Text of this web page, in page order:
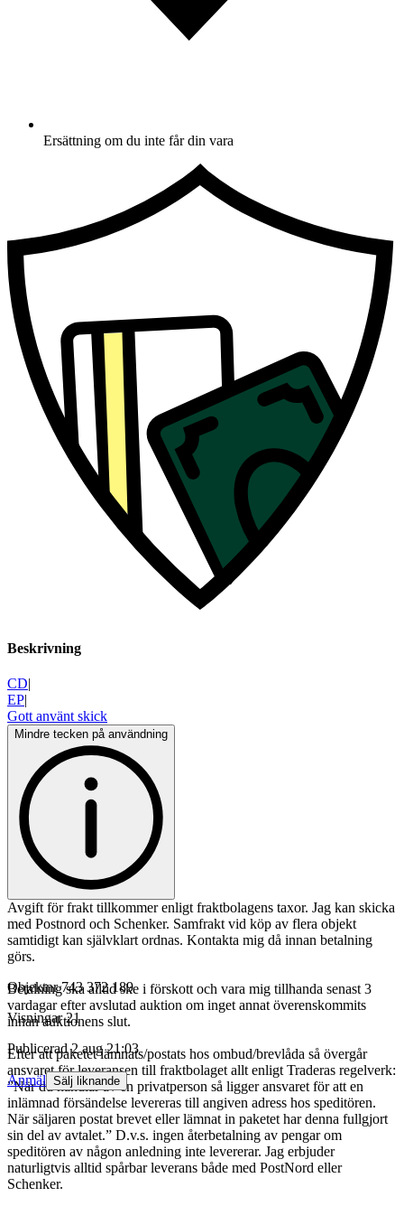
Ersättning om du inte får din vara
Beskrivning
CD|
EP|
Gott använt skick
Mindre tecken på användning
Avgift för frakt tillkommer enligt fraktbolagens taxor. Jag kan skicka
med Postnord och Schenker. Samfrakt vid köp av flera objekt
samtidigt kan självklart ordnas. Kontakta mig då innan betalning
görs.
Betalning ska alltid ske i förskott och vara mig tillhanda senast 3
vardagar efter avslutad auktion om inget annat överenskommits
innan auktionens slut.
Efter att paketet lämnats/postats hos ombud/brevlåda så övergår
ansvaret för leveransen till fraktbolaget allt enligt Traderas regelverk:
”När du handlar av en privatperson så ligger ansvaret för att en
inlämnad försändelse levereras till angiven adress hos speditören.
När säljaren postat brevet eller lämnat in paketet har denna fullgjort
sin del av avtalet.” D.v.s. ingen återbetalning av pengar om
speditören av någon anledning inte levererar. Jag erbjuder
naturligtvis alltid spårbar leverans både med PostNord eller
Schenker.
Objektnr 743 372 189
Visningar 21
Publicerad 2 aug 21:03
Anmäl Sälj liknande